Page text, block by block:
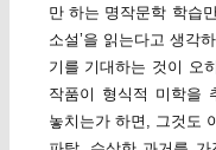
만 하는 명작문학 학습
소설’을 읽는다고 생각
기를 기대하는 것이 오
작품이 형식적 미학을
놓치는가 하면, 그것도